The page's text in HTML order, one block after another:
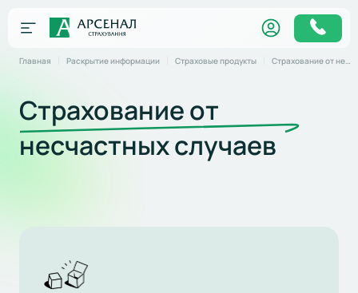
Главная Раскрытие информации Страховые продукты Страхование от несчастных случаев
Страхование от
несчастных случаев